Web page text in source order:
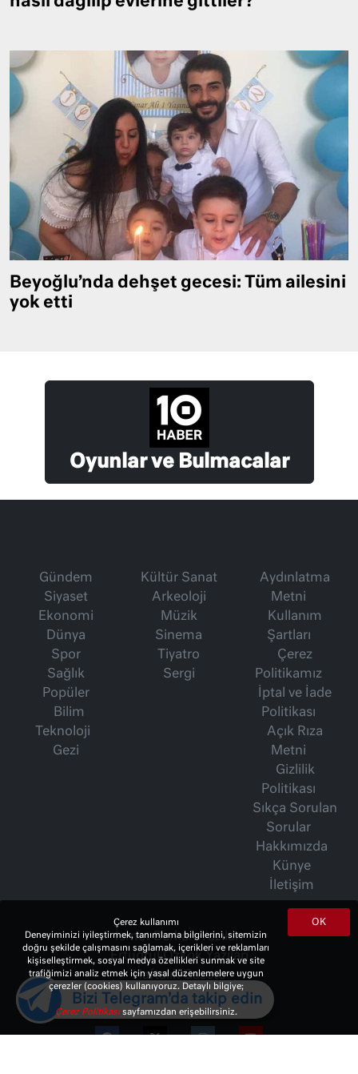
Beyoğlu’nda dehşet gecesi: Tüm ailesini
yok etti
Oyunlar ve Bulmacalar
Gündem
Siyaset
Ekonomi
Dünya
Spor
Sağlık
Popüler
Bilim
Teknoloji
Gezi
Kültür Sanat
Arkeoloji
Müzik
Sinema
Tiyatro
Sergi
Aydınlatma
Metni
Kullanım
Şartları
Çerez
Politikamız
İptal ve İade
Politikası
Açık Rıza
Metni
Gizlilik
Politikası
Sıkça Sorulan
Sorular
Hakkımızda
Künye
İletişim
İsmet Berkan Yazıları
Ertuğrul Özkök Yazıları
Haftalık Gazete
OK
Çerez kullanımı
Deneyiminizi iyileştirmek, tanımlama bilgilerini, sitemizin
doğru şekilde çalışmasını sağlamak, içerikleri ve reklamları
kişiselleştirmek, sosyal medya özellikleri sunmak ve site
trafiğimizi analiz etmek için yasal düzenlemelere uygun
çerezler (cookies) kullanıyoruz. Detaylı bilgiye;
Çerez Politikasısayfamızdan erişebilirsiniz.
Bizi Telegram'da takip edin